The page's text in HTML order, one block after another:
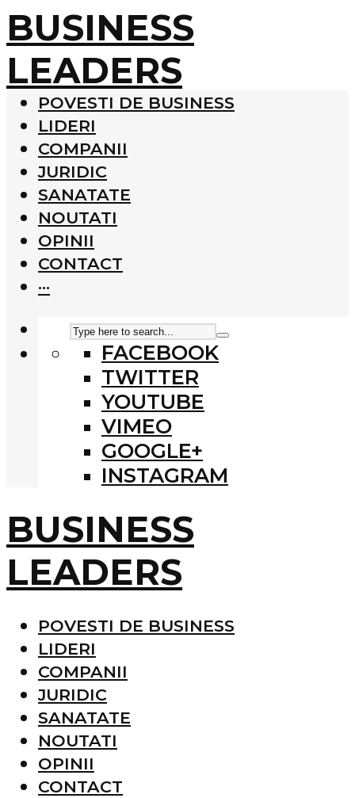
BUSINESS
LEADERS
POVESTI DE BUSINESS
LIDERI
COMPANII
JURIDIC
SANATATE
NOUTATI
OPINII
CONTACT
···
FACEBOOK
TWITTER
YOUTUBE
VIMEO
GOOGLE+
INSTAGRAM
BUSINESS
LEADERS
POVESTI DE BUSINESS
LIDERI
COMPANII
JURIDIC
SANATATE
NOUTATI
OPINII
CONTACT